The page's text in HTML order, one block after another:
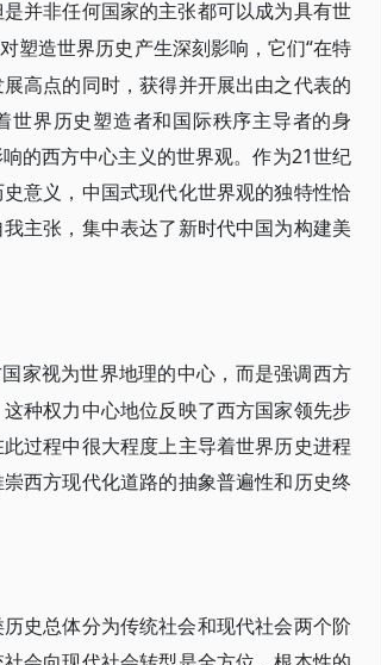
并非任何国家的主张都可以成为具有世
塑造世界历史产生深刻影响，它们“在特
高点的同时，获得并开展出由之代表的
世界历史塑造者和国际秩序主导者的身
的西方中心主义的世界观。作为21世纪
意义，中国式现代化世界观的独特性恰
主张，集中表达了新时代中国为构建美
家视为世界地理的中心，而是强调西方
种权力中心地位反映了西方国家领先步
过程中很大程度上主导着世界历史进程
西方现代化道路的抽象普遍性和历史终
史总体分为传统社会和现代社会两个阶